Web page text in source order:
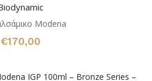
Modena
€170,00